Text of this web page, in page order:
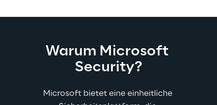
Warum Microsoft
Security?
Microsoft bietet eine einheitliche